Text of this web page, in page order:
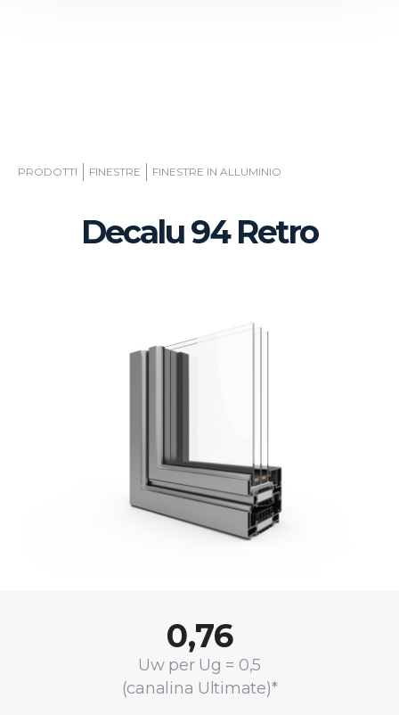
PRODOTTI FINESTRE FINESTRE IN ALLUMINIO
Decalu 94 Retro
0,76
Uw per Ug = 0,5
(canalina Ultimate)*